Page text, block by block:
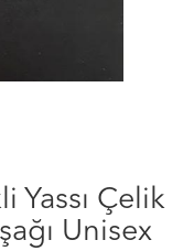
Yassı Çelik
Unisex